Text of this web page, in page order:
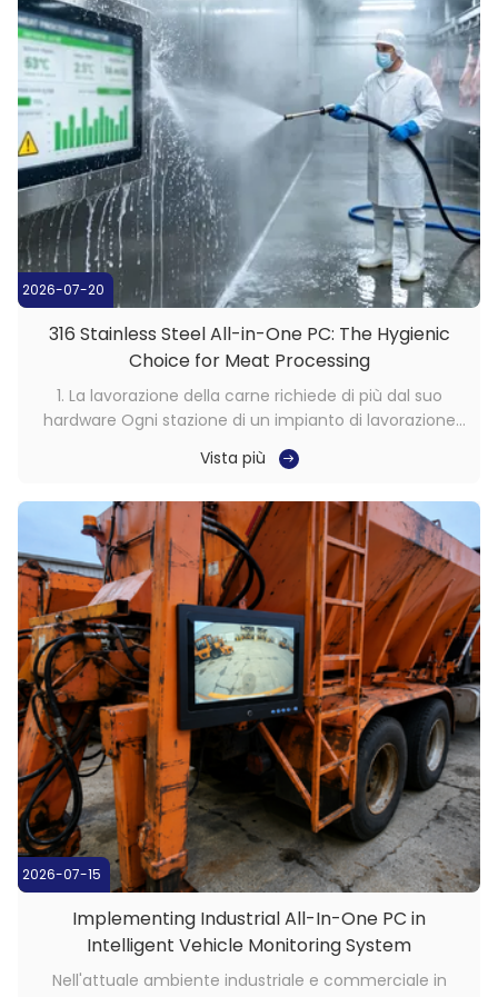
2026-07-20
316 Stainless Steel All-in-One PC: The Hygienic
Choice for Meat Processing
1. La lavorazione della carne richiede di più dal suo
hardware Ogni stazione di un impianto di lavorazione
della carne opera in condizioni che le apparecchiature
informatiche standard semplicemente non sono in
umidità costante, contaminazione ...
Vista più
2026-07-15
Implementing Industrial All-In-One PC in
Intelligent Vehicle Monitoring System
Nell'attuale ambiente industriale e commerciale in